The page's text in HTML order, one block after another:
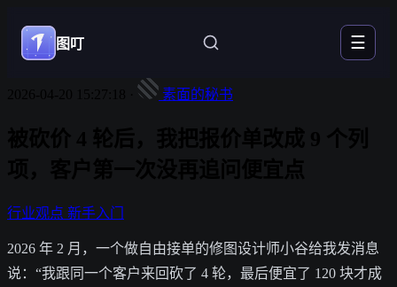
图叮 ☰
素面的秘书
行业观点 新手入门
2026 年 2 月，一个做自由接单的修图设计师小谷给我发消息
说：“我跟同一个客户来回砍了 4 轮，最后便宜了 120 块才成